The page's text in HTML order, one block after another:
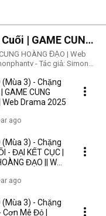
| GAME CUNG
HOÀNG ĐẠO | Web
giả: Simon
nhưng dần trở nên đen tối
cuối cùng?. Mục đích của
chiếc mặt nạ. Tất cả sẽ tiết
Simon Phan _ Anh trai
_ Ca sĩ Bnat Bảo Ngân _
_ Nghệ sĩ Khánh Duy
(Mùa 3) - Chặng
GAME CUNG
Web Drama 2025
ago
(Mùa 3) - Chặng
- ĐẠI KẾT CỤC |
ĐẠO || Web
ago
(Mùa 3) - Chặng
Cơn Mê Đỏ |